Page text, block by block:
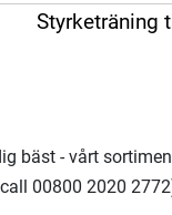
Styrketräning
bäst - vårt
00800 2020